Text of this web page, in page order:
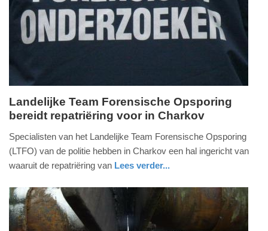
04-
2025
maandag,
juli
2014
21:05
Update:
Landelijke Team Forensische Opsporing
bereidt repatriëring voor in Charkov
​Specialisten van het Landelijke Team Forensische Opsporing
(LTFO) van de politie hebben in Charkov een hal ingericht van
waaruit de repatriëring van Lees verder...
holland